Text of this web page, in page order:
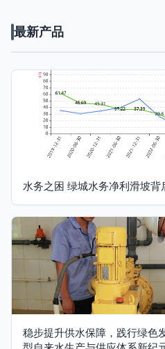
最新产品
水务之困 绿城水务净利滑坡
稳步提升供水保障，践行绿